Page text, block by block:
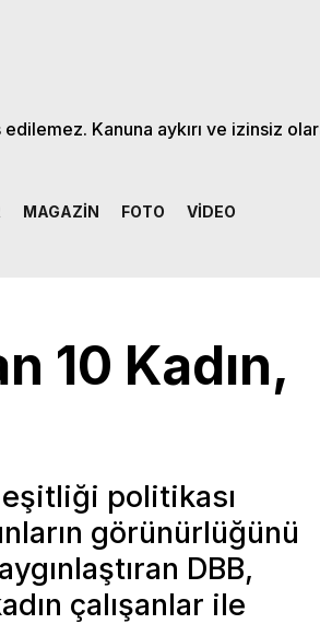
Kanuna aykırı ve izinsiz
MAGAZİN FOTO VİDEO
10 Kadın,
politikası
görünürlüğünü
DBB,
çalışanlar ile